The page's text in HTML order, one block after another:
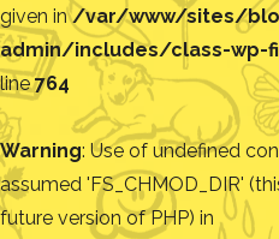
given in/var/www/sites/
admin/includes/class-wp-
line764
Warning: Use of undefined
assumed 'FS_CHMOD_DIR'
future version of PHP) in